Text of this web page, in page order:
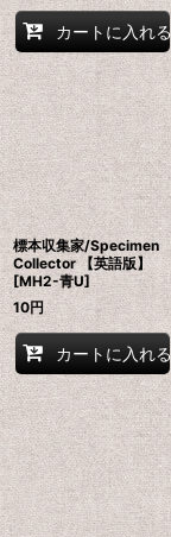
カートに入れる
標本収集家/Specimen
Collector 【英語版】
[MH2-青U]
10円
カートに入れる